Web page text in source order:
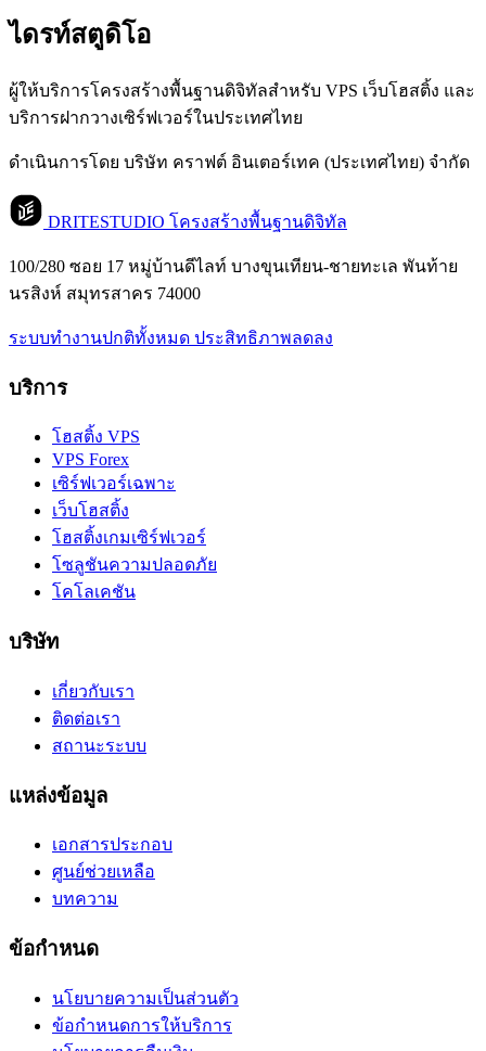
ไดรท์สตูดิโอ
ผู้ให้บริการโครงสร้างพื้นฐานดิจิทัลสำหรับ VPS เว็บโฮสติ้ง และ
บริการฝากวางเซิร์ฟเวอร์ในประเทศไทย
ดำเนินการโดย บริษัท คราฟต์ อินเตอร์เทค (ประเทศไทย) จำกัด
DRITESTUDIO โครงสร้างพื้นฐานดิจิทัล
100/280 ซอย 17 หมู่บ้านดีไลท์ บางขุนเทียน-ชายทะเล พันท้าย
นรสิงห์ สมุทรสาคร 74000
ระบบทำงานปกติทั้งหมด ประสิทธิภาพลดลง
บริการ
โฮสติ้ง VPS
VPS Forex
เซิร์ฟเวอร์เฉพาะ
เว็บโฮสติ้ง
โฮสติ้งเกมเซิร์ฟเวอร์
โซลูชันความปลอดภัย
โคโลเคชัน
บริษัท
เกี่ยวกับเรา
ติดต่อเรา
สถานะระบบ
แหล่งข้อมูล
เอกสารประกอบ
ศูนย์ช่วยเหลือ
บทความ
ข้อกำหนด
นโยบายความเป็นส่วนตัว
ข้อกำหนดการให้บริการ